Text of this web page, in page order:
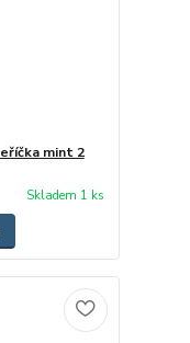
mint 2
Skladem 1 ks